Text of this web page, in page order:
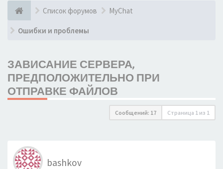
Список форумов MyChat
Ошибки и проблемы
ЗАВИСАНИЕ СЕРВЕРА,
ПРЕДПОЛОЖИТЕЛЬНО ПРИ
ОТПРАВКЕ ФАЙЛОВ
Сообщений: 17 Страница 1 из 1
bashkov